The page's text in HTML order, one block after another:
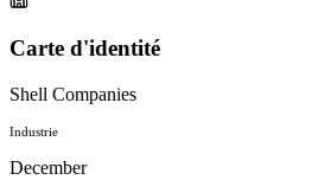
Carte d'identité
Shell Companies
Industrie
December